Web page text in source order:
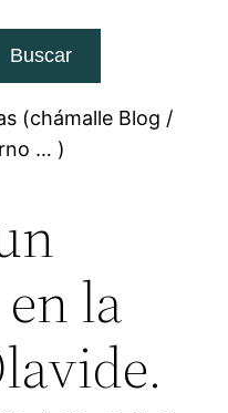
Buscar
(chámalle Blog /
… )
la